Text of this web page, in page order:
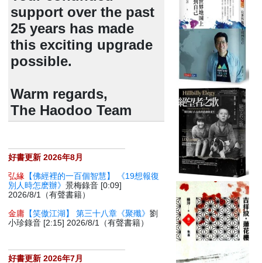
support over the past
25 years has made
this exciting upgrade
possible.
Warm regards,
The Haodoo Team
好書更新 2026年8月
弘緣 【佛經裡的一百個智慧】 《19想報復
別人時怎麽辦》景梅錄音 [0:09]
2026/8/1（有聲書籍）
金庸 【笑傲江湖】 第三十八章《聚殲》劉
小珍錄音 [2:15] 2026/8/1（有聲書籍）
好書更新 2026年7月